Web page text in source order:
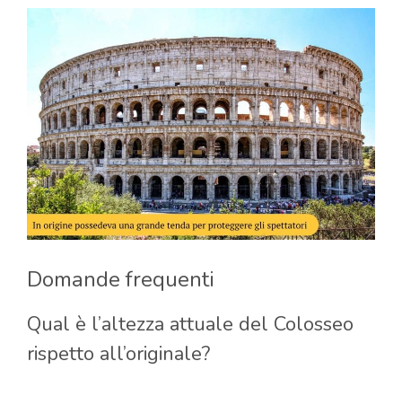
Domande frequenti
Qual è l’altezza attuale del Colosseo
rispetto all’originale?